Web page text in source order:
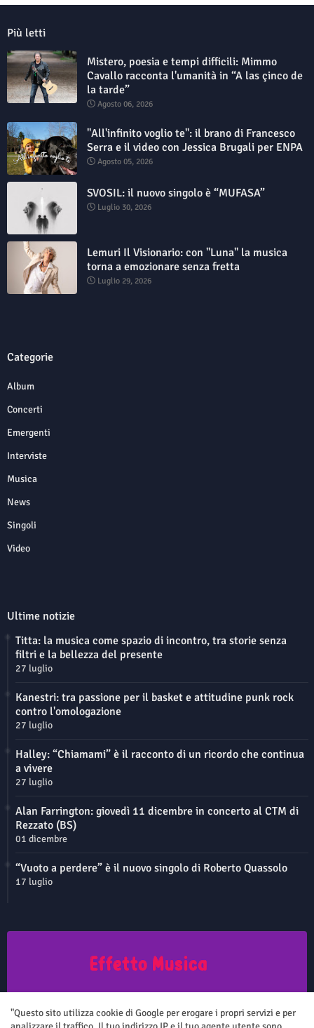
Più letti
Mistero, poesia e tempi difficili: Mimmo
Cavallo racconta l'umanità in “A las çinco de
la tarde”
Agosto 06, 2026
"All'infinito voglio te": il brano di Francesco
Serra e il video con Jessica Brugali per ENPA
Agosto 05, 2026
SVOSIL: il nuovo singolo è “MUFASA”
Luglio 30, 2026
Lemuri Il Visionario: con "Luna" la musica
torna a emozionare senza fretta
Luglio 29, 2026
Categorie
Album
Concerti
Emergenti
Interviste
Musica
News
Singoli
Video
Ultime notizie
Titta: la musica come spazio di incontro, tra storie senza
filtri e la bellezza del presente
27 luglio
Kanestri: tra passione per il basket e attitudine punk rock
contro l'omologazione
27 luglio
Halley: “Chiamami” è il racconto di un ricordo che continua
a vivere
27 luglio
Alan Farrington: giovedì 11 dicembre in concerto al CTM di
Rezzato (BS)
01 dicembre
“Vuoto a perdere” è il nuovo singolo di Roberto Quassolo
17 luglio
aggiornato senza nessuna periodicità. Non può pertanto considerarsi
un prodotto editoriale ai sensi della legge n.62 del 7.03.2001
"Questo sito utilizza cookie di Google per erogare i propri servizi e per